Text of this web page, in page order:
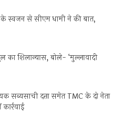
के स्वजन से सीएम धामी ने की बात,
का शिलान्यास, बोले- ‘मुल्लावादी
सब्यसाची दत्ता समेत TMC के दो नेता